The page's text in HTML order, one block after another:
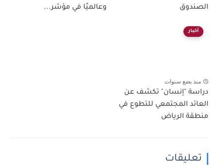
الصندوق
وعالميًا في مؤشر...
أخبار
منذ بضع سنوات
دراسة "إنسان" تكشف عن
العائد المجتمعي للتطوع في
منطقة الرياض
تعليقات